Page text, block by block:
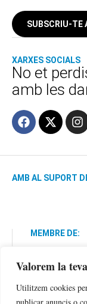
Valorem la
Utilitzem cookies
SUBSCRIU-TE
XARXES SOCIALS
No et
amb les
AMB AL SUPORT
MEMBRE DE: